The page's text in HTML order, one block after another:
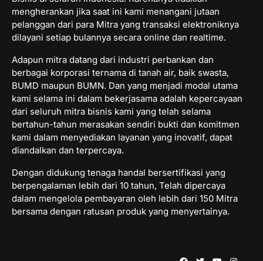
mengherankan jika saat ini kami menangani jutaan
pelanggan dari para Mitra yang transaksi elektroniknya
dilayani setiap bulannya secara online dan realtime.
Adapun mitra datang dari industri perbankan dan
berbagai korporasi ternama di tanah air, baik swasta,
BUMD maupun BUMN. Dan yang menjadi modal utama
kami selama ini dalam bekerjasama adalah kepercayaan
dari seluruh mitra bisnis kami yang telah selama
bertahun-tahun merasakan sendiri bukti dan komitmen
kami dalam menyediakan layanan yang inovatif, dapat
diandalkan dan terpercaya.
Dengan didukung tenaga handal bersertifikasi yang
berpengalaman lebih dari 10 tahun, Telah dipercaya
dalam mengelola pembayaran oleh lebih dari 150 Mitra
bersama dengan ratusan produk yang menyertainya.